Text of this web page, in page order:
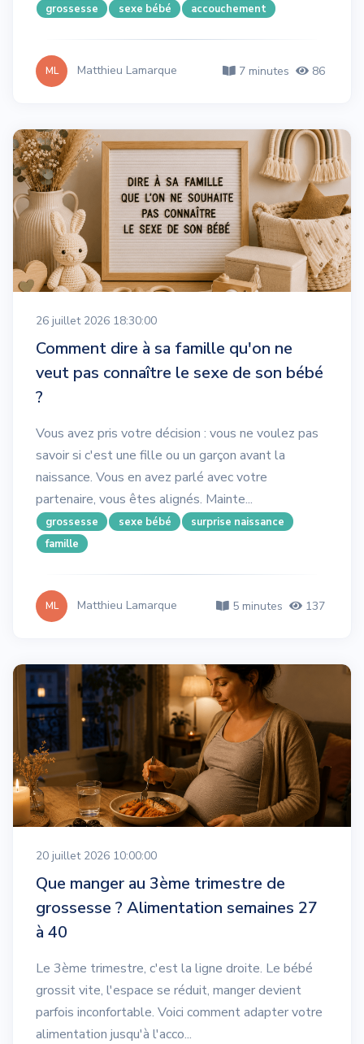
grossesse sexe bébé accouchement
ML Matthieu Lamarque 7 minutes 86
26 juillet 2026 18:30:00
Comment dire à sa famille qu'on ne
veut pas connaître le sexe de son bébé
?
Vous avez pris votre décision : vous ne voulez pas
savoir si c'est une fille ou un garçon avant la
naissance. Vous en avez parlé avec votre
partenaire, vous êtes alignés. Mainte...
grossesse sexe bébé
surprise naissance
famille
ML Matthieu Lamarque 5 minutes 137
20 juillet 2026 10:00:00
Que manger au 3ème trimestre de
grossesse ? Alimentation semaines 27
à 40
Le 3ème trimestre, c'est la ligne droite. Le bébé
grossit vite, l'espace se réduit, manger devient
parfois inconfortable. Voici comment adapter votre
alimentation jusqu'à l'acco...